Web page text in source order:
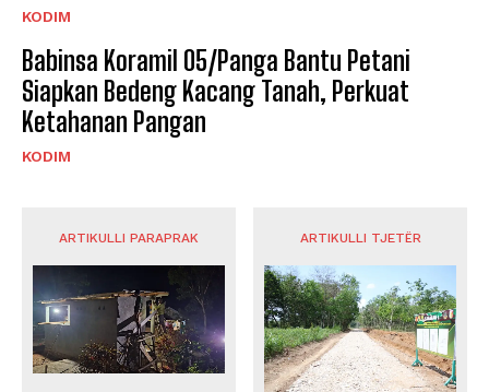
KODIM
Babinsa Koramil 05/Panga Bantu Petani
Siapkan Bedeng Kacang Tanah, Perkuat
Ketahanan Pangan
KODIM
ARTIKULLI PARAPRAK ARTIKULLI TJETËR